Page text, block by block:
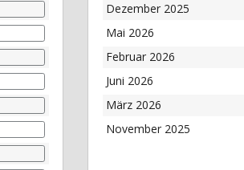
Dezember 2025
Mai 2026
Februar 2026
Juni 2026
März 2026
November 2025